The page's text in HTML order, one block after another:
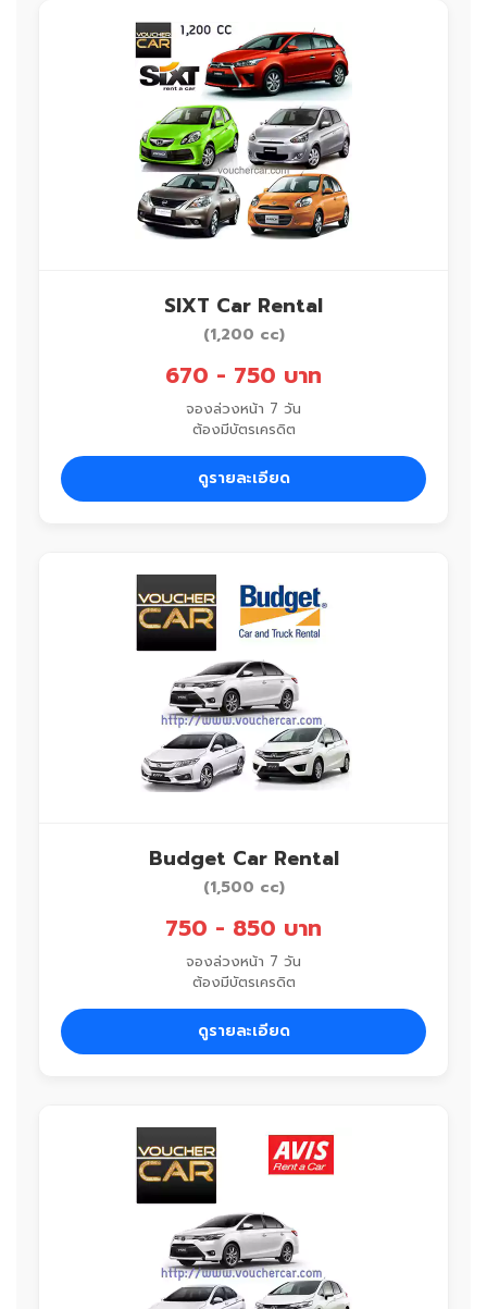
SIXT Car Rental
(1,200 cc)
670 - 750 บาท
จองล่วงหน้า 7 วัน
ต้องมีบัตรเครดิต
ดูรายละเอียด
Budget Car Rental
(1,500 cc)
750 - 850 บาท
จองล่วงหน้า 7 วัน
ต้องมีบัตรเครดิต
ดูรายละเอียด